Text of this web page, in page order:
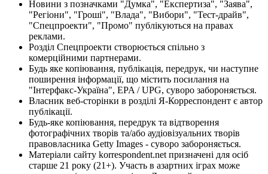
Новини з позначками "Думка", "Експертиза", "Заява",
"Регіони", "Гроші", "Влада", "Вибори", "Тест-драйв",
"Спецпроекти", "Промо" публікуються на правах
реклами.
Розділ Спецпроекти створюється спільно з
комерційними партнерами.
Будь яке копіювання, публікація, передрук, чи наступне
поширення інформації, що містить посилання на
"Інтерфакс-Україна", EPA / UPG, суворо забороняється.
Власник веб-сторінки в розділі Я-Корреспондент є автор
публікації.
Будь-яке копіювання, передрук та відтворення
фотографічних творів та/або аудіовізуальних творів
правовласника Getty Images - суворо забороняється.
Матеріали сайту korrespondent.net призначені для осіб
старше 21 року (21+). Участь в азартних іграх може